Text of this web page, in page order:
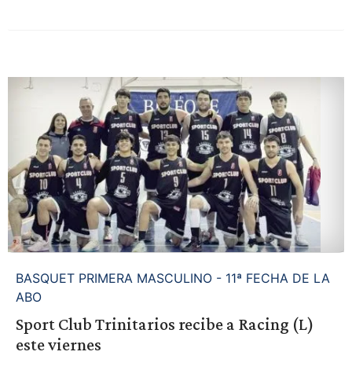
BASQUET PRIMERA MASCULINO - 11ª FECHA DE LA
ABO
Sport Club Trinitarios recibe a Racing (L)
este viernes